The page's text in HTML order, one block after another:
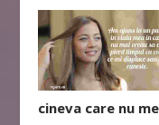
cineva care nu